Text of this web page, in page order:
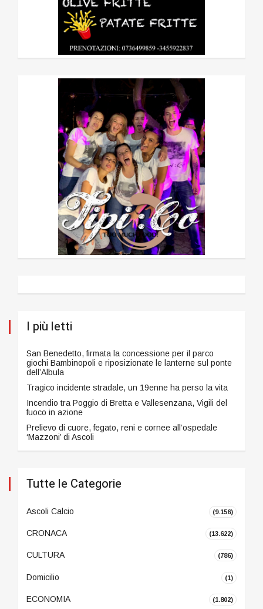
I più letti
San Benedetto, firmata la concessione per il parco
giochi Bambinopoli e riposizionate le lanterne sul ponte
dell’Albula
Tragico incidente stradale, un 19enne ha perso la vita
Incendio tra Poggio di Bretta e Vallesenzana, Vigili del
fuoco in azione
Prelievo di cuore, fegato, reni e cornee all’ospedale
‘Mazzoni’ di Ascoli
Tutte le Categorie
Ascoli Calcio (9.156)
CRONACA (13.622)
CULTURA (786)
Domicilio (1)
ECONOMIA (1.802)